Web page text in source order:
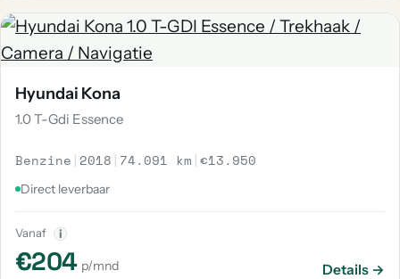
Hyundai Kona
1.0 T-Gdi Essence
Benzine | 2018 | 74.091 km |€13.950
Direct leverbaar
Vanaf i
€204 p/mnd Details →